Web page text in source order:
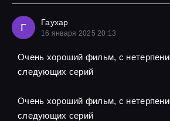
Г Гаухар
16 января 2025 20:13
Очень хороший фильм, с
следующих серий
Очень хороший фильм, с
следующих серий